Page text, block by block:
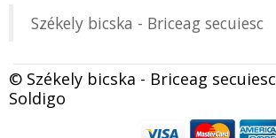
Székely bicska - Briceag secuiesc
© Székely bicska - Briceag secuiesc
Soldigo